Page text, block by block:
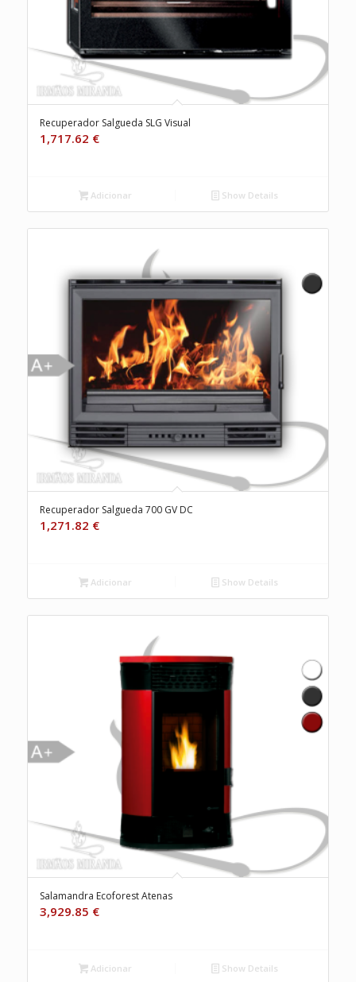
Recuperador Salgueda SLG Visual
1,717.62 €
Adicionar Show Details
Recuperador Salgueda 700 GV DC
1,271.82 €
Adicionar Show Details
Salamandra Ecoforest Atenas
3,929.85 €
Adicionar Show Details